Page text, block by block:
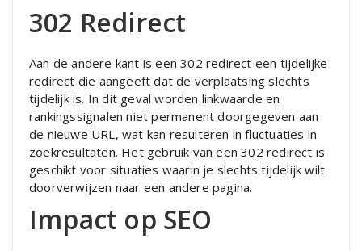
302 Redirect
Aan de andere kant is een 302 redirect een tijdelijke
redirect die aangeeft dat de verplaatsing slechts
tijdelijk is. In dit geval worden linkwaarde en
rankingssignalen niet permanent doorgegeven aan
de nieuwe URL, wat kan resulteren in fluctuaties in
zoekresultaten. Het gebruik van een 302 redirect is
geschikt voor situaties waarin je slechts tijdelijk wilt
doorverwijzen naar een andere pagina.
Impact op SEO